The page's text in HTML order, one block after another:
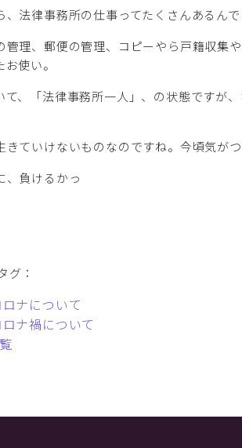
、法律事務所の仕事ってたくさんあるんで
管理、郵便の管理、コピーやら戸籍収集
使い。
て、「法律事務所一人」、の状態ですが
きていけないものなのですね。今頃気がつ
、負けるかっ
グ：
ナについて
ナ禍について